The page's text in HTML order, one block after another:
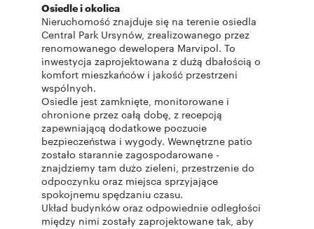
Osiedle i okolica
Nieruchomość znajduje się na terenie osiedla
Central Park Ursynów, zrealizowanego przez
renomowanego dewelopera Marvipol. To
inwestycja zaprojektowana z dużą dbałością o
komfort mieszkańców i jakość przestrzeni
wspólnych.
Osiedle jest zamknięte, monitorowane i
chronione przez całą dobę, z recepcją
zapewniającą dodatkowe poczucie
bezpieczeństwa i wygody. Wewnętrzne patio
zostało starannie zagospodarowane -
znajdziemy tam dużo zieleni, przestrzenie do
odpoczynku oraz miejsca sprzyjające
spokojnemu spędzaniu czasu.
Układ budynków oraz odpowiednie odległości
między nimi zostały zaprojektowane tak, aby